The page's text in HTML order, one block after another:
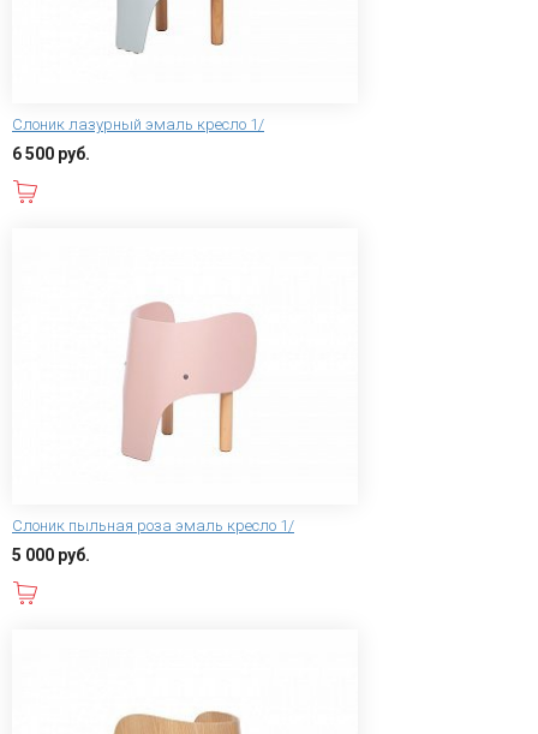
Слоник лазурный эмаль кресло 1/
6 500 руб.
Слоник пыльная роза эмаль кресло 1/
5 000 руб.